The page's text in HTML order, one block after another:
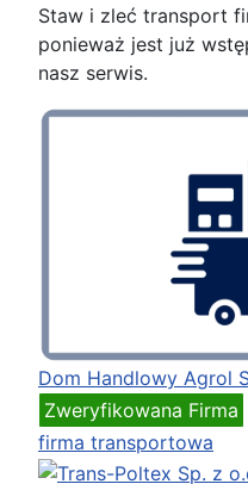
Staw i zleć transport
ponieważ jest już
nasz serwis.
Dom Handlowy Agrol
Zweryfikowana Firma
firma transportowa